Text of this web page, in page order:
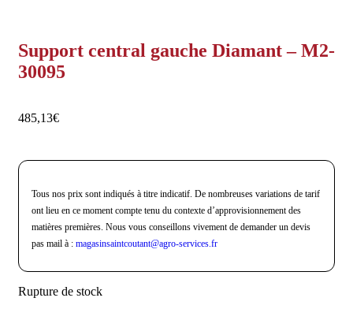
Support central gauche Diamant – M2-
30095
485,13€
Tous nos prix sont indiqués à titre indicatif. De nombreuses variations de tarif
ont lieu en ce moment compte tenu du contexte d’approvisionnement des
matières premières. Nous vous conseillons vivement de demander un devis
pas mail à :magasinsaintcoutant@agro-services.fr
Rupture de stock